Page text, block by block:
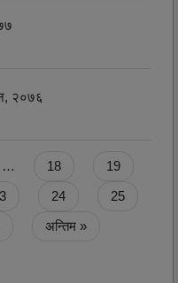
२०७६
… 18
19
24
25
अन्तिम »